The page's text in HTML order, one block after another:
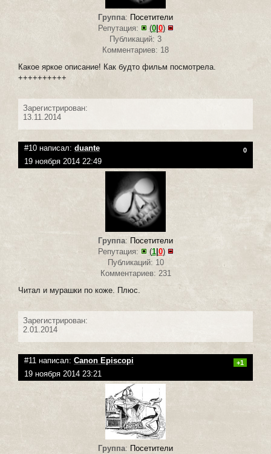
Группа: Посетители
Репутация:
(0| 0)
Публикаций: 3
Комментариев: 18
Какое яркое описание! Как будто фильм посмотрела.
++++++++++
Зарегистрирован:
13.11.2014
#10 написал: duante 0
19 ноября 2014 22:49
Группа: Посетители
Репутация:
(1| 0)
Публикаций: 10
Комментариев: 231
Читал и мурашки по коже. Плюс.
Зарегистрирован:
2.01.2014
#11 написал: Canon Episcopi +1
19 ноября 2014 23:21
Группа: Посетители